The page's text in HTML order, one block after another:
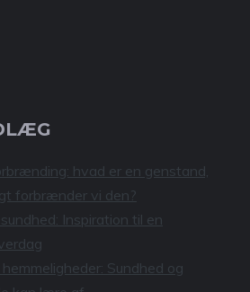
hvad er en genstand,
forbrænder vi den?
Inspiration til en
Sundhed og